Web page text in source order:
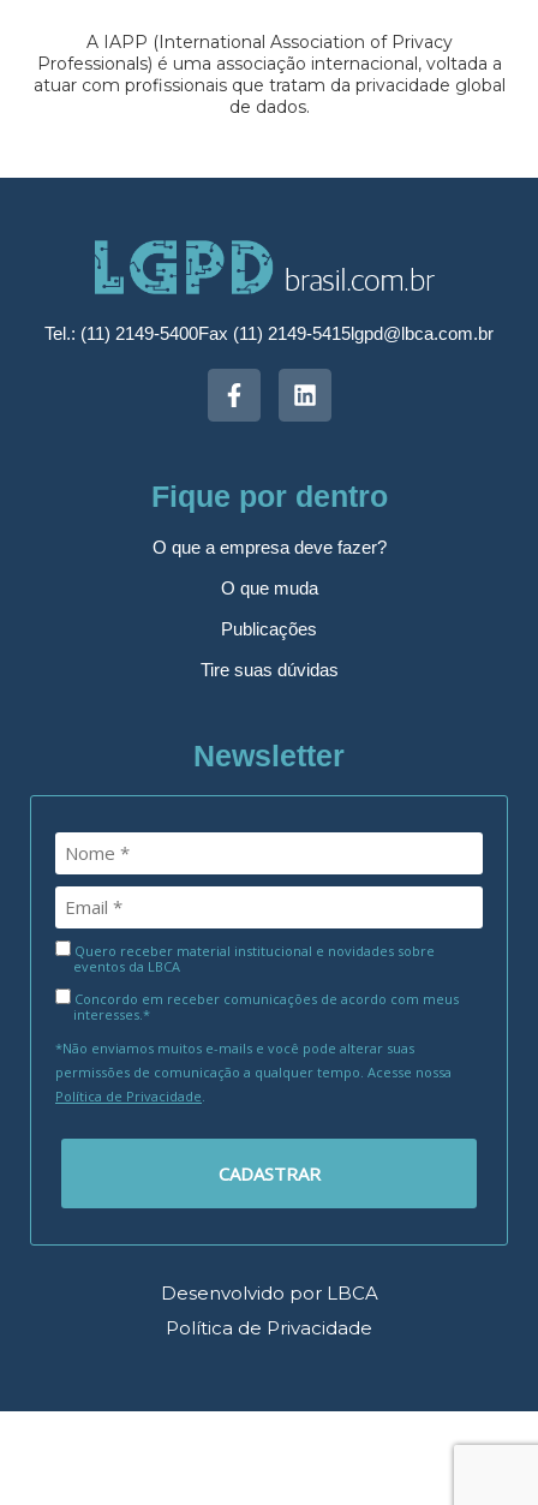
A IAPP (International Association of Privacy
Professionals) é uma associação internacional, voltada a
atuar com profissionais que tratam da privacidade global
de dados.
Tel.: (11) 2149-5400Fax (11) 2149-5415lgpd@lbca.com.br
Fique por dentro
O que a empresa deve fazer?
O que muda
Publicações
Tire suas dúvidas
Newsletter
Quero receber material institucional e novidades sobre
eventos da LBCA
Concordo em receber comunicações de acordo com meus
interesses.*
*Não enviamos muitos e-mails e você pode alterar suas
permissões de comunicação a qualquer tempo. Acesse nossa
Política de Privacidade.
CADASTRAR
Desenvolvido por LBCA
Política de Privacidade